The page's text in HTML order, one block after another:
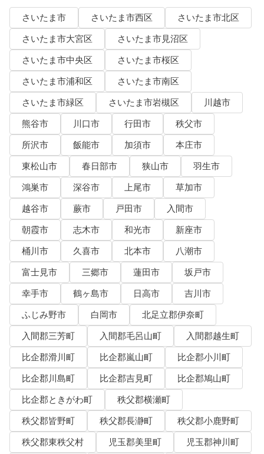
さいたま市 さいたま市西区
さいたま市北区
さいたま市大宮区
さいたま市見沼区
さいたま市中央区
さいたま市桜区
さいたま市浦和区
さいたま市南区
さいたま市緑区
さいたま市岩槻区
川越市
熊谷市
川口市 行田市
秩父市
所沢市
飯能市 加須市
本庄市
東松山市
春日部市 狭山市
羽生市
鴻巣市
深谷市 上尾市
草加市
越谷市
蕨市 戸田市
入間市
朝霞市
志木市 和光市
新座市
桶川市
久喜市 北本市
八潮市
富士見市
三郷市 蓮田市
坂戸市
幸手市
鶴ヶ島市 日高市
吉川市
ふじみ野市
白岡市
北足立郡伊奈町
入間郡三芳町
入間郡毛呂山町
入間郡越生町
比企郡滑川町
比企郡嵐山町
比企郡小川町
比企郡川島町
比企郡吉見町
比企郡鳩山町
比企郡ときがわ町
秩父郡横瀬町
秩父郡皆野町
秩父郡長瀞町
秩父郡小鹿野町
秩父郡東秩父村
児玉郡美里町
児玉郡神川町